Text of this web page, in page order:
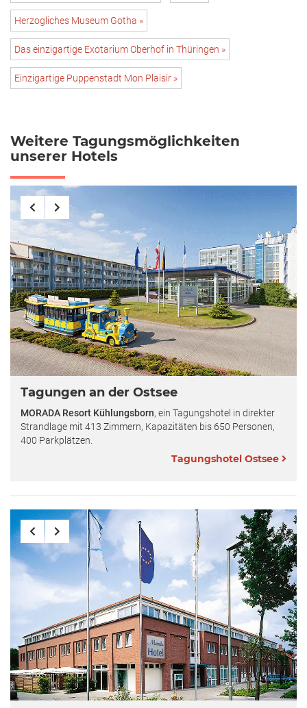
Herzogliches Museum Gotha »
Das einzigartige Exotarium Oberhof in Thüringen »
Einzigartige Puppenstadt Mon Plaisir »
Weitere Tagungsmöglichkeiten
unserer Hotels
Tagungen an der Ostsee
MORADA Resort Kühlungsborn, ein Tagungshotel in direkter
Strandlage mit 413 Zimmern, Kapazitäten bis 650 Personen,
400 Parkplätzen.
Tagungshotel Ostsee